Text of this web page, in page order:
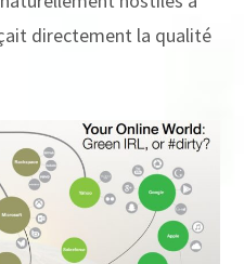
directement la qualité